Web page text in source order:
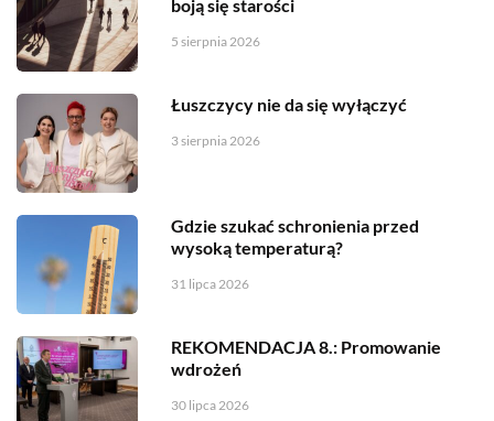
boją się starości
5 sierpnia 2026
Łuszczycy nie da się wyłączyć
3 sierpnia 2026
Gdzie szukać schronienia przed
wysoką temperaturą?
31 lipca 2026
REKOMENDACJA 8.: Promowanie
wdrożeń
30 lipca 2026